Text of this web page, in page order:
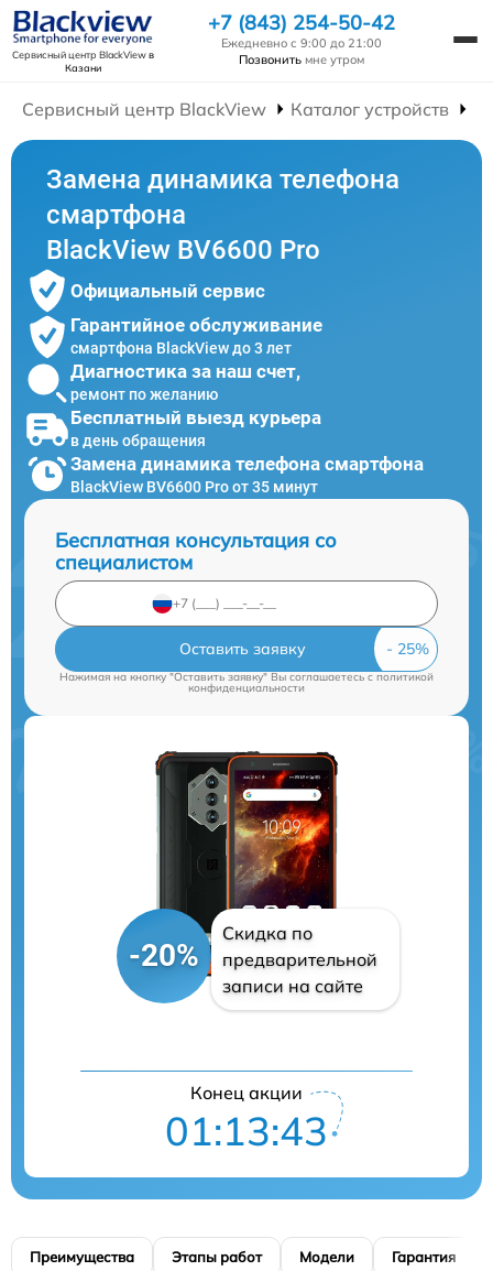
Сервисный центр BlackViewв
Казани
+7 (843) 254-50-42
Ежедневно с 9:00 до 21:00
Позвонить мне утром
Сервисный центр BlackView Каталог устройств
Замена динамика телефона
смартфона
BlackView BV6600 Pro
Официальный сервис
Гарантийное обслуживание
смартфона BlackView до 3 лет
Диагностика за наш счет,
ремонт по желанию
Бесплатный выезд курьера
в день обращения
Замена динамика телефона смартфона
BlackView BV6600 Pro от 35 минут
Бесплатная консультация со
специалистом
Оставить заявку
Нажимая на кнопку "Оставить заявку" Вы соглашаетесь cполитикой
конфиденциальности
-20%
Скидка по
предварительной
записи на сайте
Конец акции
01:13:42
Преимущества Этапы работ Модели Гарантия